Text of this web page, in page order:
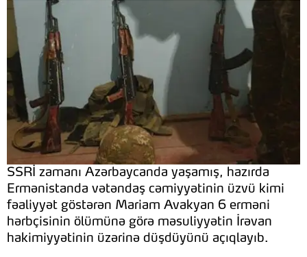
SSRİ zamanı Azərbaycanda yaşamış, hazırda
Ermənistanda vətəndaş cəmiyyətinin üzvü kimi
fəaliyyət göstərən Mariam Avakyan 6 erməni
hərbçisinin ölümünə görə məsuliyyətin İrəvan
hakimiyyətinin üzərinə düşdüyünü açıqlayıb.